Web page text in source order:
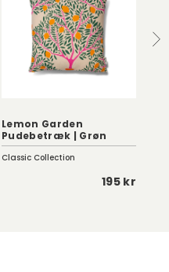
Lemon Garden
Pudebetræk | Grøn
Classic Collection
195 kr